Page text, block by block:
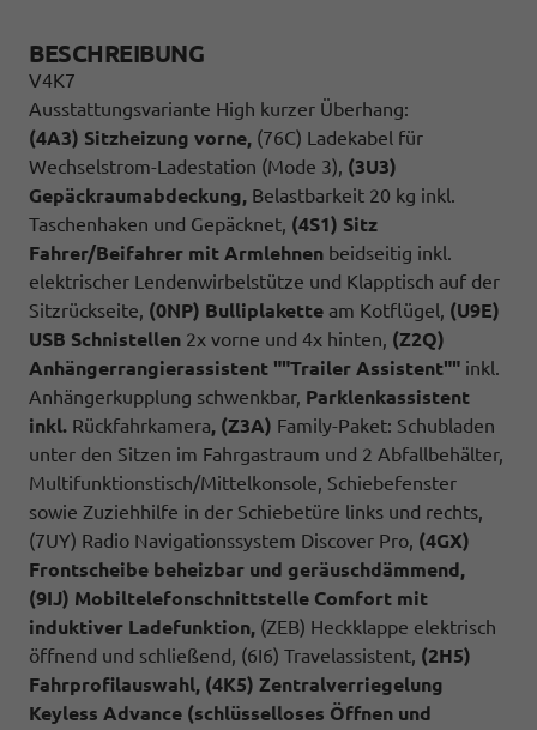
BESCHREIBUNG
V4K7
Ausstattungsvariante High kurzer Überhang:
(4A3) Sitzheizung vorne, (76C) Ladekabel für
Wechselstrom-Ladestation (Mode 3), (3U3)
Gepäckraumabdeckung, Belastbarkeit 20 kg inkl.
Taschenhaken und Gepäcknet, (4S1) Sitz
Fahrer/Beifahrer mit Armlehnen beidseitig inkl.
elektrischer Lendenwirbelstütze und Klapptisch auf der
Sitzrückseite, (0NP) Bulliplakette am Kotflügel, (U9E)
USB Schnistellen 2x vorne und 4x hinten, (Z2Q)
Anhängerrangierassistent ""Trailer Assistent"" inkl.
Anhängerkupplung schwenkbar, Parklenkassistent
inkl. Rückfahrkamera, (Z3A) Family-Paket: Schubladen
unter den Sitzen im Fahrgastraum und 2 Abfallbehälter,
Multifunktionstisch/Mittelkonsole, Schiebefenster
sowie Zuziehhilfe in der Schiebetüre links und rechts,
(7UY) Radio Navigationssystem Discover Pro, (4GX)
Frontscheibe beheizbar und geräuschdämmend,
(9IJ) Mobiltelefonschnittstelle Comfort mit
induktiver Ladefunktion, (ZEB) Heckklappe elektrisch
öffnend und schließend, (6I6) Travelassistent, (2H5)
Fahrprofilauswahl, (4K5) Zentralverriegelung
Keyless Advance (schlüsselloses Öffnen und